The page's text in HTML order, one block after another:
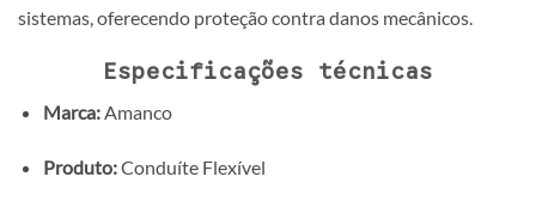
sistemas, oferecendo proteção contra danos mecânicos.
Especificações técnicas
Marca:Amanco
Produto:Conduíte Flexível